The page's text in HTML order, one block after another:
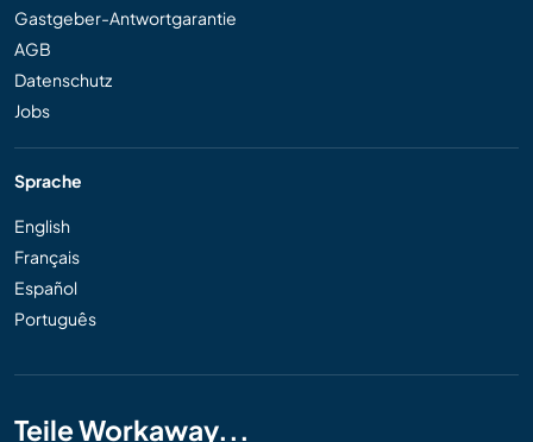
Gastgeber-Antwortgarantie
AGB
Datenschutz
Jobs
Sprache
English
Français
Español
Português
Teile Workaway...